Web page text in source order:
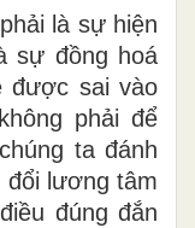
là sự hiện
sự đồng hoá
được sai vào
phải để
ta đánh
đổi lương tâm
đúng đắn